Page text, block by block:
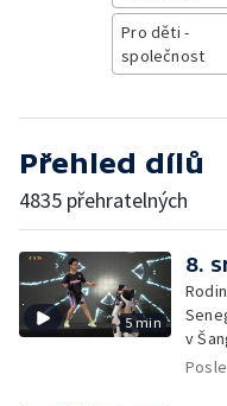
Pro děti -
společnost
Přehled dílů
4835 přehratelných
5 min
8.
v